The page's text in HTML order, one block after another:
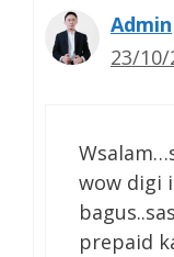
Admin
23/
wow digi
prepaid